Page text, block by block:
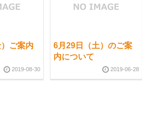
ご案内
2019-08-30
6月29日（土）のご案
内について
2019-06-28